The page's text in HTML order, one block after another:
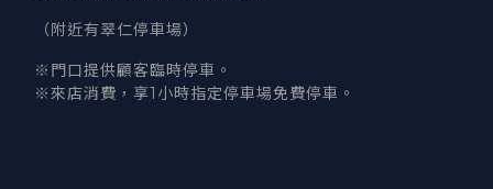
（附近有翠仁停車場）
※門口提供顧客臨時停車。
※來店消費，享1小時指定停車場免費停車。